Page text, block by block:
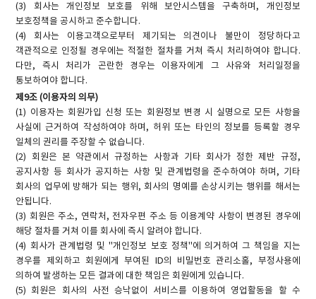
(3) 회사는 개인정보 보호를 위해 보안시스템을 구축하며, 개인정보
보호정책을 공시하고 준수합니다.
(4) 회사는 이용고객으로부터 제기되는 의견이나 불만이 정당하다고
객관적으로 인정될 경우에는 적절한 절차를 거쳐 즉시 처리하여야 합니다.
다만, 즉시 처리가 곤란한 경우는 이용자에게 그 사유와 처리일정을
통보하여야 합니다.
제9조 (이용자의 의무)
(1) 이용자는 회원가입 신청 또는 회원정보 변경 시 실명으로 모든 사항을
사실에 근거하여 작성하여야 하며, 허위 또는 타인의 정보를 등록할 경우
일체의 권리를 주장할 수 없습니다.
(2) 회원은 본 약관에서 규정하는 사항과 기타 회사가 정한 제반 규정,
공지사항 등 회사가 공지하는 사항 및 관계법령을 준수하여야 하며, 기타
회사의 업무에 방해가 되는 행위, 회사의 명예를 손상시키는 행위를 해서는
안됩니다.
(3) 회원은 주소, 연락처, 전자우편 주소 등 이용계약 사항이 변경된 경우에
해당 절차를 거쳐 이를 회사에 즉시 알려야 합니다.
(4) 회사가 관계법령 및 "개인정보 보호 정책"에 의거하여 그 책임을 지는
경우를 제외하고 회원에게 부여된 ID의 비밀번호 관리소홀, 부정사용에
의하여 발생하는 모든 결과에 대한 책임은 회원에게 있습니다.
(5) 회원은 회사의 사전 승낙없이 서비스를 이용하여 영업활동을 할 수